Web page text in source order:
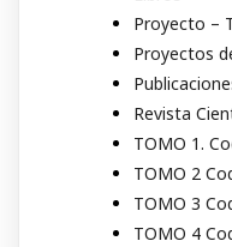
Proyecto –
Proyectos
Revista
TOMO 1.
TOMO 2
TOMO 3
TOMO 4